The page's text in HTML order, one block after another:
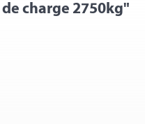
charge 2750kg"